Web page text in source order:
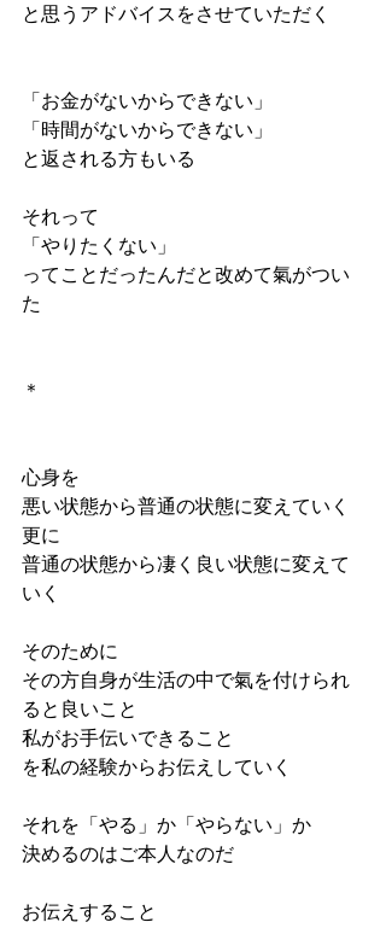
と思うアドバイスをさせていただく
「お金がないからできない」
「時間がないからできない」
と返される方もいる
それって
「やりたくない」
ってことだったんだと改めて氣がつい
た
＊
心身を
悪い状態から普通の状態に変えていく
更に
普通の状態から凄く良い状態に変えて
いく
そのために
その方自身が生活の中で氣を付けられ
ると良いこと
私がお手伝いできること
を私の経験からお伝えしていく
それを「やる」か「やらない」か
決めるのはご本人なのだ
お伝えすること